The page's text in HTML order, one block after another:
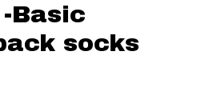
Basic
socks